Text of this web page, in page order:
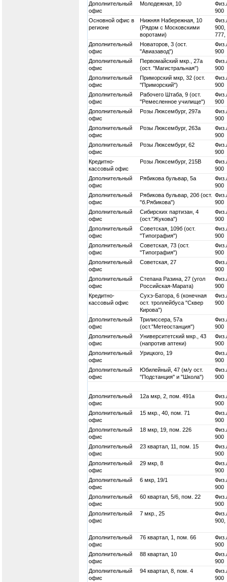
Дополнительный
офис
Молодежная, 10
900
Основной офис в
регионе
Нижняя Набережная, 10
(Рядом с Московскими
воротами)
900,
777,
Дополнительный
офис
Новаторов, 3 (ост.
"Авиазавод")
900
Дополнительный
офис
Первомайский мкр., 27а
(ост. "Магистральная")
900
Дополнительный
офис
Приморский мкр, 32 (ост.
"Приморский")
900
Дополнительный
офис
Рабочего Штаба, 9 (ост.
"Ремесленное училище")
900
Дополнительный
офис
Розы Люксембург, 297а
900
Дополнительный
офис
Розы Люксембург, 263а
900
Дополнительный
офис
Розы Люксембург, 62
900
Кредитно-
кассовый офис
Розы Люксембург, 215В
900
Дополнительный
офис
Рябикова бульвар, 5а
900
Дополнительный
офис
Рябикова бульвар, 20б (ост.
"б.Рябикова")
900
Дополнительный
офис
Сибирских партизан, 4
(ост."Жукова")
900
Дополнительный
офис
Советская, 109б (ост.
"Типография")
900
Дополнительный
офис
Советская, 73 (ост.
"Типография")
900
Дополнительный
офис
Советская, 27
900
Дополнительный
офис
Степана Разина, 27 (угол
Российская-Марата)
900
Кредитно-
кассовый офис
Сухэ-Батора, 6 (конечная
ост. троллейбуса "Сквер
Кирова")
900
Дополнительный
офис
Трилиссера, 57а
(ост."Метеостанция")
900
Дополнительный
офис
Университетский мкр., 43
(напротив аптеки)
900
Дополнительный
офис
Урицкого, 19
900
Дополнительный
офис
Юбилейный, 47 (м/у ост.
"Подстанция" и "Школа")
900
Дополнительный
офис
12а мкр, 2, пом. 491а
900
Дополнительный
офис
15 мкр., 40, пом. 71
900
Дополнительный
офис
18 мкр, 19, пом. 226
900
Дополнительный
офис
23 квартал, 11, пом. 15
900
Дополнительный
офис
29 мкр, 8
900
Дополнительный
офис
6 мкр, 19/1
900
Дополнительный
офис
60 квартал, 5/6, пом. 22
900
Дополнительный
офис
7 мкр., 25
900,
Дополнительный
офис
76 квартал, 1, пом. 66
900
Дополнительный
офис
88 квартал, 10
900
Дополнительный
офис
94 квартал, 8, пом. 4
900